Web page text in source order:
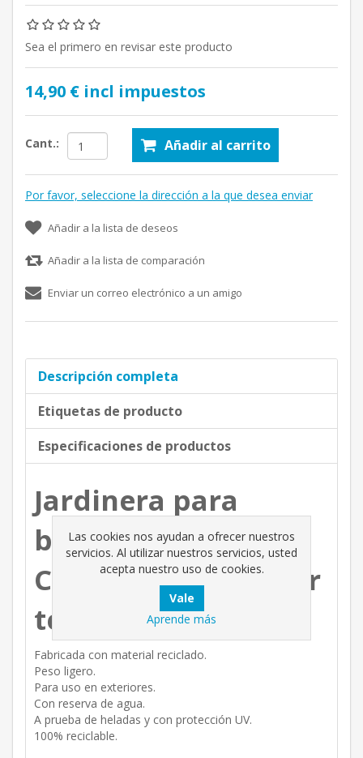
Sea el primero en revisar este producto
14,90 € incl impuestos
Cant.: Añadir al carrito
Por favor, seleccione la dirección a la que desea enviar
Añadir a la lista de deseos
Añadir a la lista de comparación
Enviar un correo electrónico a un amigo
Descripción completa
Etiquetas de producto
Especificaciones de productos
Jardinera para
balcón, modelo
Capri de 50cm, color
terracota.
Fabricada con material reciclado.
Peso ligero.
Para uso en exteriores.
Con reserva de agua.
A prueba de heladas y con protección UV.
100% reciclable.
Las cookies nos ayudan a ofrecer nuestros
servicios. Al utilizar nuestros servicios, usted
acepta nuestro uso de cookies.
Aprende más